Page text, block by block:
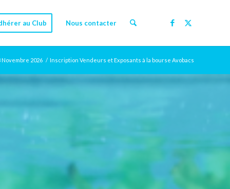
au Club Nous contacter
2026 / Inscription Vendeurs et Exposants à la bourse Avobacs